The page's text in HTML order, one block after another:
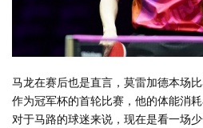
马龙在赛后也是直言，莫雷加德本场
作为冠军杯的首轮比赛，他的体能消
对于马路的球迷来说，现在是看一场